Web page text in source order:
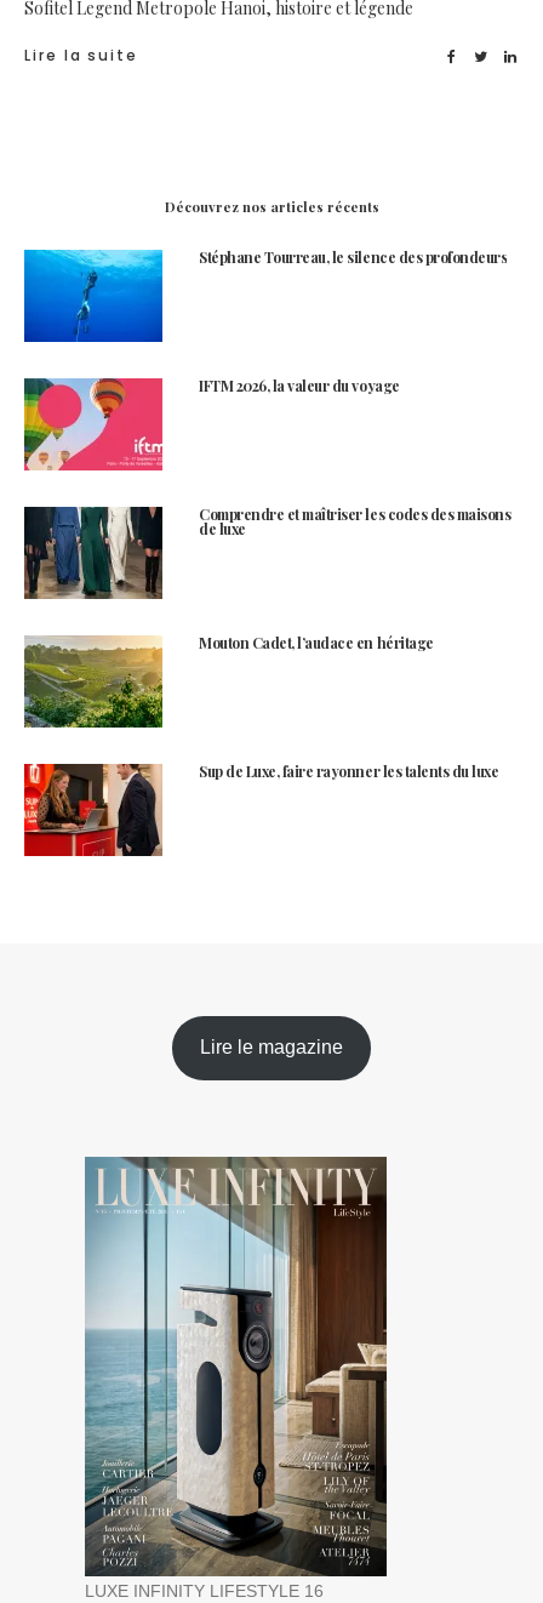
Sofitel Legend Metropole Hanoi, histoire et légende
Lire la suite
Découvrez nos articles récents
Stéphane Tourreau, le silence des profondeurs
IFTM 2026, la valeur du voyage
Comprendre et maîtriser les codes des maisons
de luxe
Mouton Cadet, l’audace en héritage
Sup de Luxe, faire rayonner les talents du luxe
Lire le magazine
LUXE INFINITY LIFESTYLE 16